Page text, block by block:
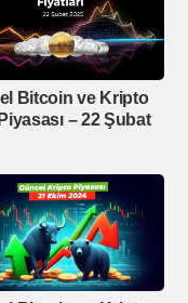
Bitcoin ve Kripto
– 22 Şubat